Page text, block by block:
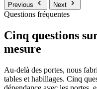
Previous
Next
Questions fréquentes
Cinq questions
mesure
Au-delà des portes, nous
tables et habillages. Cinq